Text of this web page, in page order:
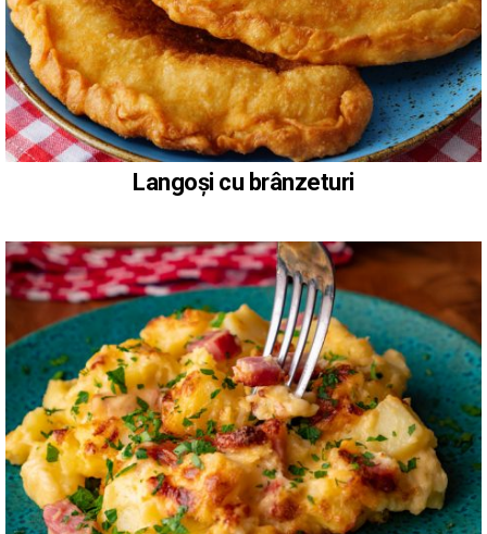
Langoși cu brânzeturi